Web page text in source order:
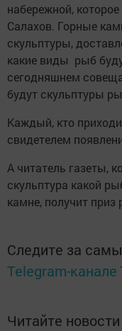
набережной,
Салахов. Горные
скульптуры,
какие виды рыб
сегодняшнем
будут скульптуры
Каждый, кто
свидетелем
А читатель газеты,
скульптура какой
камне, получит приз
Следите за
Telegram-канале
Читайте